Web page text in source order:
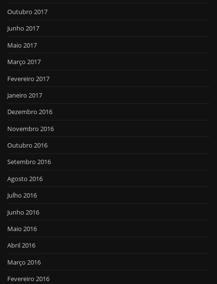
Outubro 2017
Junho 2017
Maio 2017
Março 2017
Fevereiro 2017
Janeiro 2017
Dezembro 2016
Novembro 2016
Outubro 2016
Setembro 2016
Agosto 2016
Julho 2016
Junho 2016
Maio 2016
Abril 2016
Março 2016
Fevereiro 2016